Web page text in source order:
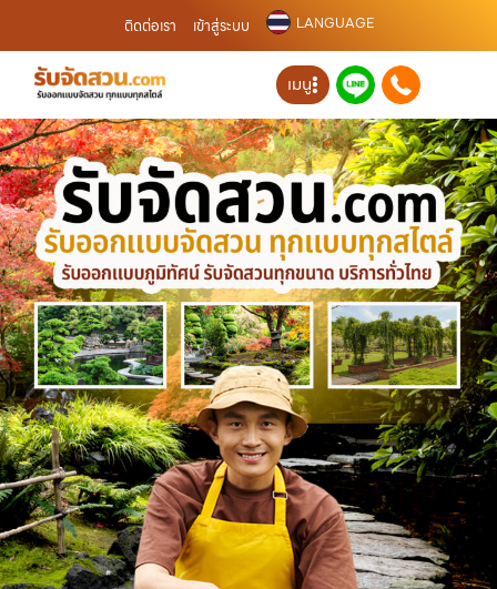
ติดต่อเรา เข้าสู่ระบบ LANGUAGE
เมนู